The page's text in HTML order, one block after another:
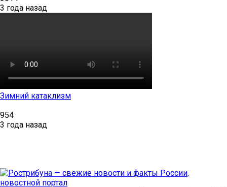
3 года назад
Зимний катаклизм
954
3 года назад